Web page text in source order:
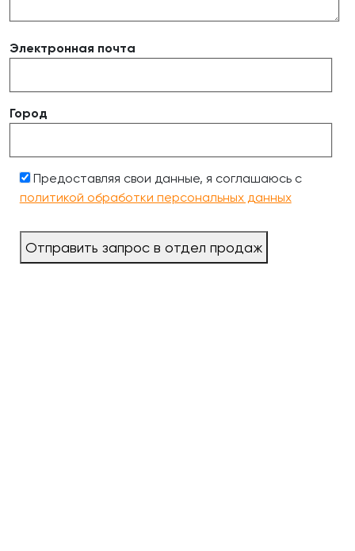
Электронная почта
Город
Предоставляя свои данные, я соглашаюсь с
политикой обработки персональных данных
Отправить запрос в отдел продаж